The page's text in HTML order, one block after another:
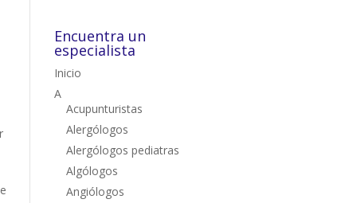
Encuentra un
especialista
Inicio
A
Acupunturistas
Alergólogos
Alergólogos pediatras
Algólogos
Angiólogos